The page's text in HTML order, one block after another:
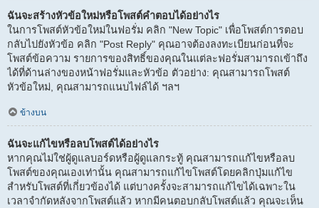
ฉันจะสร้างหัวข้อใหม่หรือโพสต์คำตอบได้อย่างไร
ในการโพสต์หัวข้อใหม่ในฟอรั่ม คลิก "New Topic" เพื่อโพสต์การตอบ
กลับไปยังหัวข้อ คลิก "Post Reply" คุณอาจต้องลงทะเบียนก่อนที่จะ
โพสต์ข้อความ รายการของสิทธิ์ของคุณในแต่ละฟอรั่มสามารถเข้าถึง
ได้ที่ด้านล่างของหน้าฟอรั่มและหัวข้อ ตัวอย่าง: คุณสามารถโพสต์
หัวข้อใหม่, คุณสามารถแนบไฟล์ได้ ฯลฯ
ข้างบน
ฉันจะแก้ไขหรือลบโพสต์ได้อย่างไร
หากคุณไม่ใช่ผู้ดูแลบอร์ดหรือผู้ดูแลกระทู้ คุณสามารถแก้ไขหรือลบ
โพสต์ของคุณเองเท่านั้น คุณสามารถแก้ไขโพสต์โดยคลิกปุ่มแก้ไข
สำหรับโพสต์ที่เกี่ยวข้องได้ แต่บางครั้งจะสามารถแก้ไขได้เฉพาะใน
เวลาจำกัดหลังจากโพสต์แล้ว หากมีคนตอบกลับโพสต์แล้ว คุณจะเห็น